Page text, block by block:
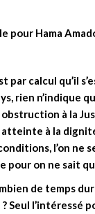
pour Hama
par calcul qu’il
rien n’indique
à la
à la
l’on ne
pour on ne sait
de temps
Seul l’intéressé